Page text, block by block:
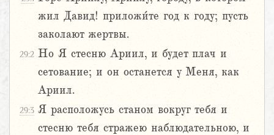
жил Давид! приложи́те год к году; пусть
заколают жертвы.
29:2 Но Я стесню Ариил, и будет плач и
сетование; и он останется у Меня, как
Ариил.
29:3 Я расположусь станом вокруг тебя и
стесню тебя стражею наблюдательною, и